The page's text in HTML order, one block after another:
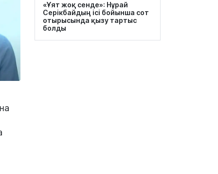
«Ұят жоқ сенде»: Нұрай
Серікбайдың ісі бойынша сот
отырысында қызу тартыс
болды